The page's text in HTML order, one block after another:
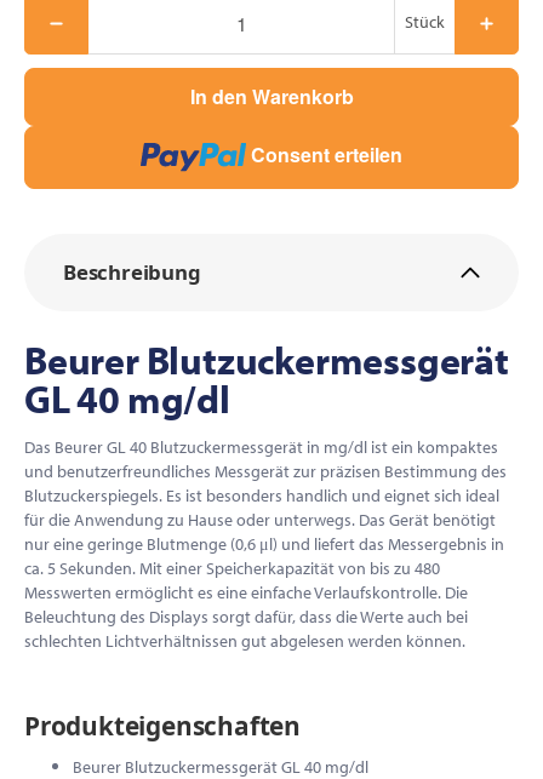
Stück
In den Warenkorb
Consent erteilen
Beschreibung
Beurer Blutzuckermessgerät
GL 40 mg/dl
Das Beurer GL 40 Blutzuckermessgerät in mg/dl ist ein kompaktes
und benutzerfreundliches Messgerät zur präzisen Bestimmung des
Blutzuckerspiegels. Es ist besonders handlich und eignet sich ideal
für die Anwendung zu Hause oder unterwegs. Das Gerät benötigt
nur eine geringe Blutmenge (0,6 μl) und liefert das Messergebnis in
ca. 5 Sekunden. Mit einer Speicherkapazität von bis zu 480
Messwerten ermöglicht es eine einfache Verlaufskontrolle. Die
Beleuchtung des Displays sorgt dafür, dass die Werte auch bei
schlechten Lichtverhältnissen gut abgelesen werden können.
Produkteigenschaften
Beurer Blutzuckermessgerät GL 40 mg/dl